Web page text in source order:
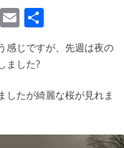
G
m
E
m
ai
l
感じですが、先週は夜の
ました?
したが綺麗な桜が見れま